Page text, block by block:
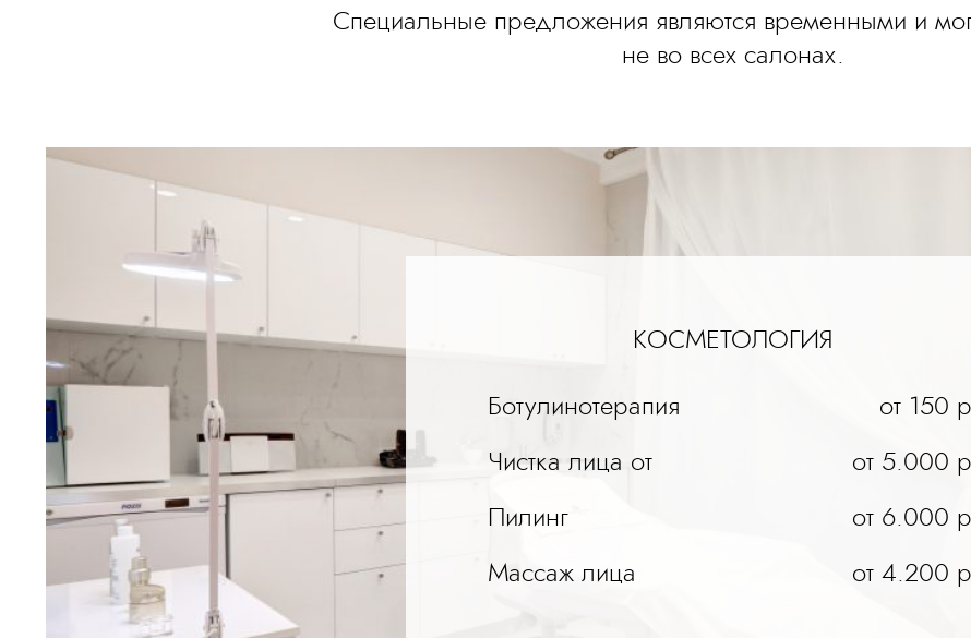
Специальные предложения являются временными и
не во всех салонах.
КОСМЕТОЛОГИЯ
Ботулинотерапия
от 150
Чистка лица от
от 5.000
Пилинг
от 6.000
Массаж лица
от 4.200